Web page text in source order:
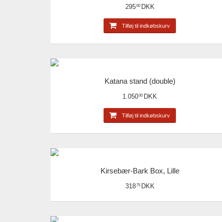
29500 DKK
Tilføj til indkøbskurv
Katana stand (double)
1.05000 DKK
Tilføj til indkøbskurv
Kirsebær-Bark Box, Lille
31875 DKK